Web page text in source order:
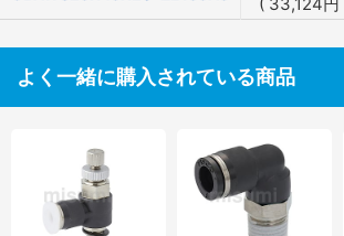
よく一緒に購入されている商品